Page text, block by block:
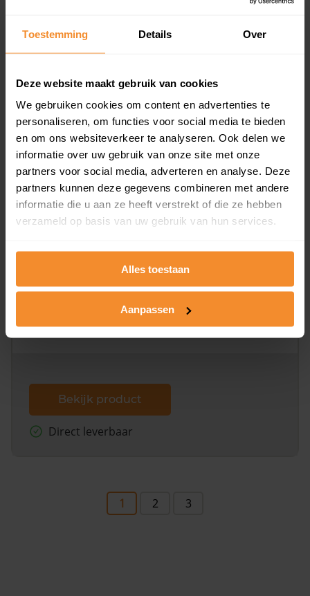
Toestemming Details Over
Deze website maakt gebruik van cookies
We gebruiken cookies om content en advertenties te
personaliseren, om functies voor social media te bieden
en om ons websiteverkeer te analyseren. Ook delen we
informatie over uw gebruik van onze site met onze
partners voor social media, adverteren en analyse. Deze
partners kunnen deze gegevens combineren met andere
informatie die u aan ze heeft verstrekt of die ze hebben
verzameld op basis van uw gebruik van hun services.
Alles toestaan
Aanpassen
Een overzicht van alle verkochte woningen (koopsom
inclusief een jaar lang gratis updates van nieuwe
Bekijk product
Direct leverbaar
Kadastrale kaart pakket
Alleen globale ligging perceel
Een uitgebreid overzicht van het perceel en
omliggende percelen met de kadastrale erfgrenzen,
dit inclusief de luchtfoto!
Bekijk product
Direct leverbaar
1 2 3